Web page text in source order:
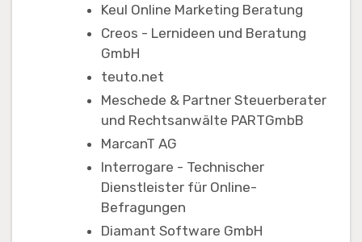
Keul Online Marketing Beratung
Creos - Lernideen und Beratung
GmbH
teuto.net
Meschede & Partner Steuerberater
und Rechtsanwälte PARTGmbB
MarcanT AG
Interrogare - Technischer
Dienstleister für Online-
Befragungen
Diamant Software GmbH